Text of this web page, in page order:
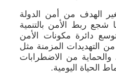
الهدف من أمن الدولة
شجع ربط الأمن بالتنمية
دائرة مكونات الأمن
التهديدات المزمنة مثل
من الاضطرابات
الحياة اليومية.